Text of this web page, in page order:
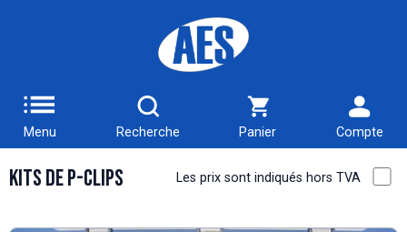
Menu Recherche Panier Compte
Kits de P-Clips Les prix sont indiqués hors TVA